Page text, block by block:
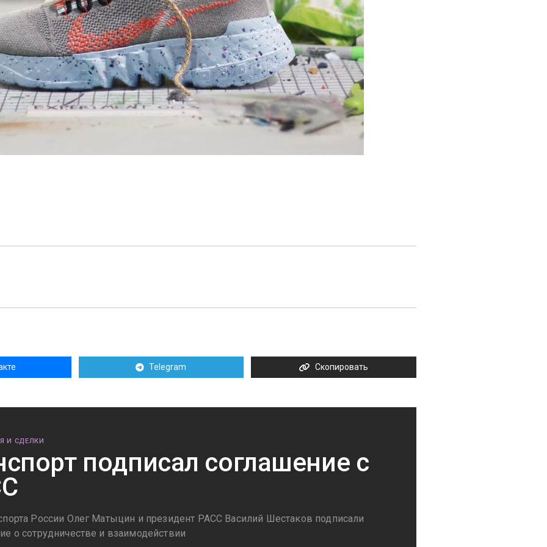
Telegram Скопировать
И СДЕЛКИ
подписал соглашение с
России Олег Матыцин и президент РАСС Василий Шестаков подписали
о сотрудничестве и взаимодействии